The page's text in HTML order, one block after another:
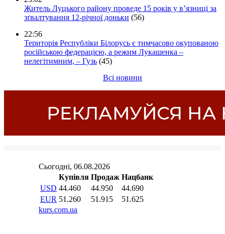
Житель Луцького району проведе 15 років у в’язниці за
зґвалтування 12-річної доньки (56)
22:56
Територія Республіки Білорусь є тимчасово окупованою
російською федерацією, а режим Лукашенка –
нелегітимним, – Гузь (45)
Всі новини